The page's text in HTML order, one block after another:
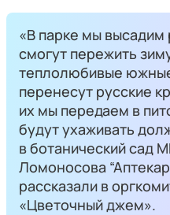
«В парке мы высадим
смогут пережить
теплолюбивые
перенесут русские
их мы передаем в
будут ухаживать
в ботанический сад
Ломоносова
рассказали в
«Цветочный джем».